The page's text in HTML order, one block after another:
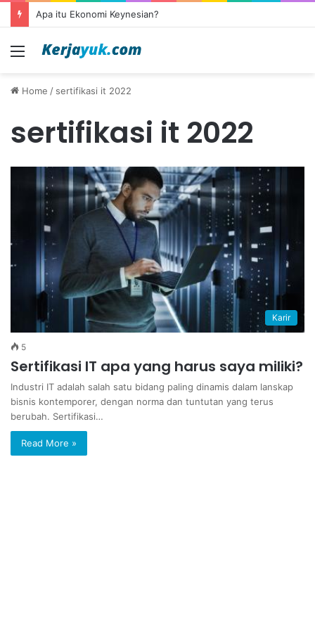
Apa itu Ekonomi Keynesian?
Menu
Home / sertifikasi it 2022
sertifikasi it 2022
Karir
5
Sertifikasi IT apa yang harus saya miliki?
Industri IT adalah salah satu bidang paling dinamis dalam lanskap
bisnis kontemporer, dengan norma dan tuntutan yang terus
berubah. Sertifikasi…
Read More »